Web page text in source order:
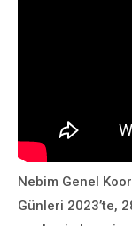
Nebim Genel
Günleri 2023’te,